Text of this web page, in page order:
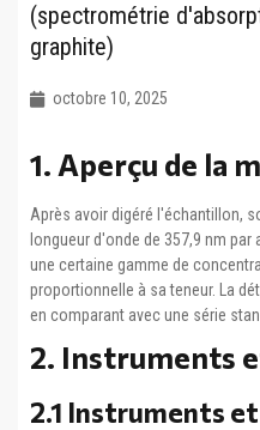
(spectrométrie
graphite)
octobre 10, 2025
1. Aperçu de la
Après avoir digéré l'échantillon,
longueur d'onde de 357,9 nm
une certaine gamme de
proportionnelle à sa teneur. La
en comparant avec une série
2. Instruments
2.1 Instruments